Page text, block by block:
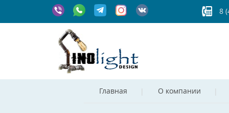
8
Главная О компании